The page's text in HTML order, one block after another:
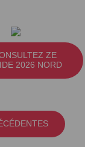
ZE
2026 NORD